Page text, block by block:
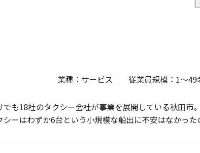
業種：サービス｜ 従業員規模：1～
でも18社のタクシー会社が事業を展開している秋田
シーはわずか6台という小規模な船出に不安はなかった